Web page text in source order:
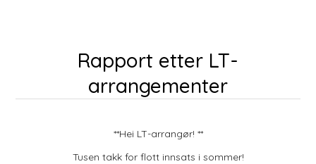
Rapport etter LT-
arrangementer
**Hei LT-arrangør! **
Tusen takk for flott innsats i sommer!